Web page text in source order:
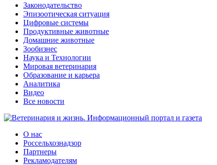
Законодательство
Эпизоотическая ситуация
Цифровые системы
Продуктивные животные
Домашние животные
Зообизнес
Наука и Технологии
Мировая ветеринария
Образование и карьера
Аналитика
Видео
Все новости
О нас
Россельхознадзор
Партнеры
Рекламодателям